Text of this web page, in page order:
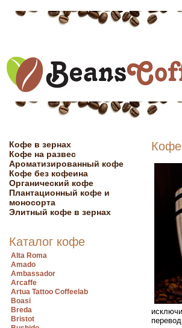
Кофе в зернах
Кофе на развес
Ароматизированный кофе
Кофе без кофеина
Органический кофе
Плантационный кофе и
моносорта
Элитный кофе в зернах
Каталог кофе
Alta Roma
Amado
Ambassador
Arcaffe
Artua Tattoo Coffeelab
Boasi
Breda
Bristot